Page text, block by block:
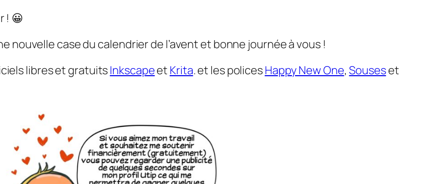
! 😀
nouvelle case du calendrier de l’avent et bonne journée à vous !
libres et gratuitsInkscapeet Krita. et les policesHappy New One,Souseset